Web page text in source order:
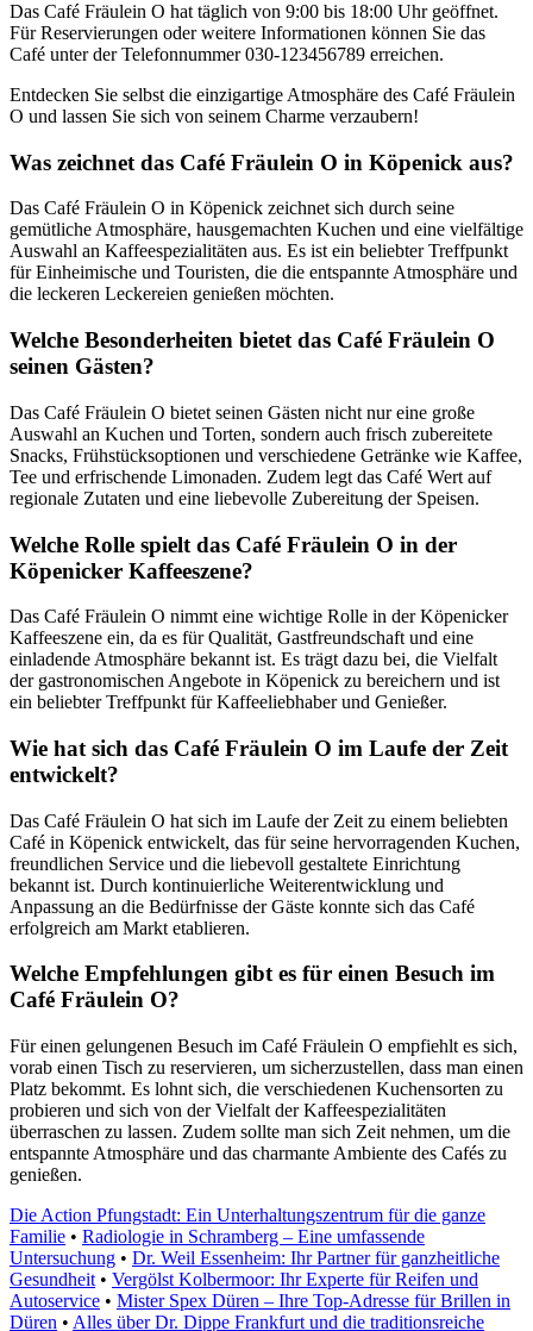
Das Café Fräulein O hat täglich von 9:00 bis 18:00 Uhr geöffnet.
Für Reservierungen oder weitere Informationen können Sie das
Café unter der Telefonnummer 030-123456789 erreichen.
Entdecken Sie selbst die einzigartige Atmosphäre des Café Fräulein
O und lassen Sie sich von seinem Charme verzaubern!
Was zeichnet das Café Fräulein O in Köpenick aus?
Das Café Fräulein O in Köpenick zeichnet sich durch seine
gemütliche Atmosphäre, hausgemachten Kuchen und eine vielfältige
Auswahl an Kaffeespezialitäten aus. Es ist ein beliebter Treffpunkt
für Einheimische und Touristen, die die entspannte Atmosphäre und
die leckeren Leckereien genießen möchten.
Welche Besonderheiten bietet das Café Fräulein O
seinen Gästen?
Das Café Fräulein O bietet seinen Gästen nicht nur eine große
Auswahl an Kuchen und Torten, sondern auch frisch zubereitete
Snacks, Frühstücksoptionen und verschiedene Getränke wie Kaffee,
Tee und erfrischende Limonaden. Zudem legt das Café Wert auf
regionale Zutaten und eine liebevolle Zubereitung der Speisen.
Welche Rolle spielt das Café Fräulein O in der
Köpenicker Kaffeeszene?
Das Café Fräulein O nimmt eine wichtige Rolle in der Köpenicker
Kaffeeszene ein, da es für Qualität, Gastfreundschaft und eine
einladende Atmosphäre bekannt ist. Es trägt dazu bei, die Vielfalt
der gastronomischen Angebote in Köpenick zu bereichern und ist
ein beliebter Treffpunkt für Kaffeeliebhaber und Genießer.
Wie hat sich das Café Fräulein O im Laufe der Zeit
entwickelt?
Das Café Fräulein O hat sich im Laufe der Zeit zu einem beliebten
Café in Köpenick entwickelt, das für seine hervorragenden Kuchen,
freundlichen Service und die liebevoll gestaltete Einrichtung
bekannt ist. Durch kontinuierliche Weiterentwicklung und
Anpassung an die Bedürfnisse der Gäste konnte sich das Café
erfolgreich am Markt etablieren.
Welche Empfehlungen gibt es für einen Besuch im
Café Fräulein O?
Für einen gelungenen Besuch im Café Fräulein O empfiehlt es sich,
vorab einen Tisch zu reservieren, um sicherzustellen, dass man einen
Platz bekommt. Es lohnt sich, die verschiedenen Kuchensorten zu
probieren und sich von der Vielfalt der Kaffeespezialitäten
überraschen zu lassen. Zudem sollte man sich Zeit nehmen, um die
entspannte Atmosphäre und das charmante Ambiente des Cafés zu
genießen.
Die Action Pfungstadt: Ein Unterhaltungszentrum für die ganze
Familie • Radiologie in Schramberg – Eine umfassende
Untersuchung • Dr. Weil Essenheim: Ihr Partner für ganzheitliche
Gesundheit • Vergölst Kolbermoor: Ihr Experte für Reifen und
Autoservice • Mister Spex Düren – Ihre Top-Adresse für Brillen in
Düren • Alles über Dr. Dippe Frankfurt und die traditionsreiche